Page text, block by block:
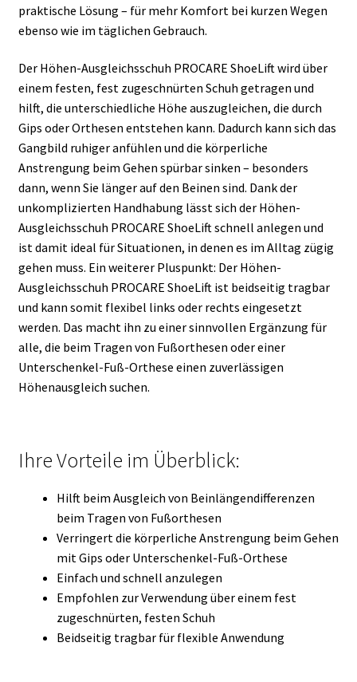
praktische Lösung – für mehr Komfort bei kurzen Wegen
ebenso wie im täglichen Gebrauch.
Der Höhen-Ausgleichsschuh PROCARE ShoeLift wird über
einem festen, fest zugeschnürten Schuh getragen und
hilft, die unterschiedliche Höhe auszugleichen, die durch
Gips oder Orthesen entstehen kann. Dadurch kann sich das
Gangbild ruhiger anfühlen und die körperliche
Anstrengung beim Gehen spürbar sinken – besonders
dann, wenn Sie länger auf den Beinen sind. Dank der
unkomplizierten Handhabung lässt sich der Höhen-
Ausgleichsschuh PROCARE ShoeLift schnell anlegen und
ist damit ideal für Situationen, in denen es im Alltag zügig
gehen muss. Ein weiterer Pluspunkt: Der Höhen-
Ausgleichsschuh PROCARE ShoeLift ist beidseitig tragbar
und kann somit flexibel links oder rechts eingesetzt
werden. Das macht ihn zu einer sinnvollen Ergänzung für
alle, die beim Tragen von Fußorthesen oder einer
Unterschenkel-Fuß-Orthese einen zuverlässigen
Höhenausgleich suchen.
Ihre Vorteile im Überblick:
Hilft beim Ausgleich von Beinlängendifferenzen
beim Tragen von Fußorthesen
Verringert die körperliche Anstrengung beim Gehen
mit Gips oder Unterschenkel-Fuß-Orthese
Einfach und schnell anzulegen
Empfohlen zur Verwendung über einem fest
zugeschnürten, festen Schuh
Beidseitig tragbar für flexible Anwendung